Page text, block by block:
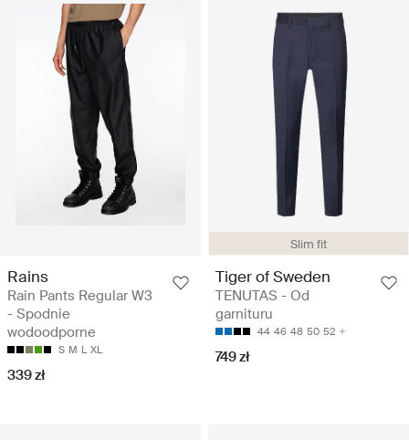
Rains
Rain Pants Regular W3
- Spodnie
wodoodporne
S M L XL
339 zł
Slim fit
Tiger of Sweden
TENUTAS - Od
garnituru
44 46 48 50 52
749 zł